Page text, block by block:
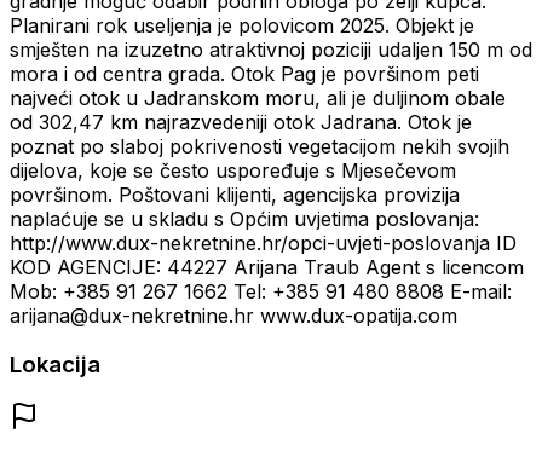
Planirani rok useljenja je polovicom 2025. Objekt je
smješten na izuzetno atraktivnoj poziciji udaljen 150 m od
mora i od centra grada. Otok Pag je površinom peti
najveći otok u Jadranskom moru, ali je duljinom obale
od 302,47 km najrazvedeniji otok Jadrana. Otok je
poznat po slaboj pokrivenosti vegetacijom nekih svojih
dijelova, koje se često uspoređuje s Mjesečevom
površinom. Poštovani klijenti, agencijska provizija
naplaćuje se u skladu s Općim uvjetima poslovanja:
http://www.dux-nekretnine.hr/opci-uvjeti-poslovanja ID
KOD AGENCIJE: 44227 Arijana Traub Agent s licencom
Mob: +385 91 267 1662 Tel: +385 91 480 8808 E-mail:
arijana@dux-nekretnine.hr www.dux-opatija.com
Lokacija